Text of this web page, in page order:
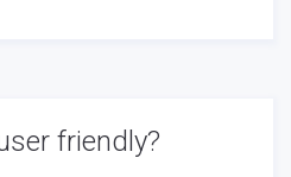
friendly?